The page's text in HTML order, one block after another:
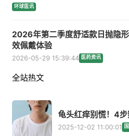
环球医讯
2026年第二季度舒适款日抛隐
效佩戴体验
2026-05-29 15:39:44 医药资讯
全站热文
龟头红痒别慌！4
2025-12-02 11:00:01